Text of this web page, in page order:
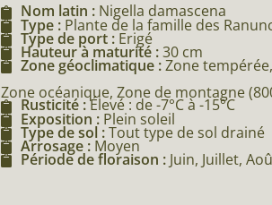
Nom latin : Nigella damascena
Type : Plante de la famille des
Type de port : Erigé
Hauteur à maturité :30 cm
Zone géoclimatique :Zone
Zone océanique, Zone de montagne
Rusticité :Élevé : de -7°C à -15°C
Exposition : Plein soleil
Type de sol :Tout type de sol drainé
Arrosage : Moyen
Période de floraison : Juin, Juillet,